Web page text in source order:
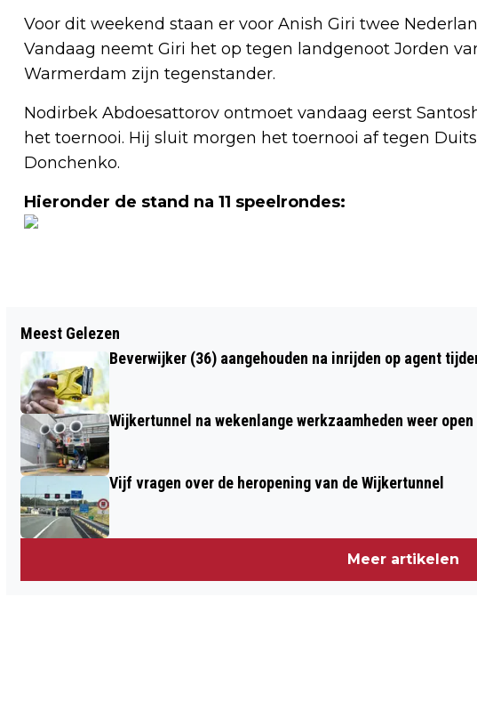
Voor dit weekend staan er voor Anish Giri twee
Vandaag neemt Giri het op tegen landgenoot Jorden
Warmerdam zijn tegenstander.
Nodirbek Abdoesattorov ontmoet vandaag eerst
het toernooi. Hij sluit morgen het toernooi af tegen
Donchenko.
Hieronder de stand na 11 speelrondes:
TWEEDE EDITIE WIJMOND OPEN MIC,
PODIUM VOOR WOORDKUNSTENAARS
UIT DE IJMOND
Meest Gelezen
Beverwijker (36) aangehouden na inrijden op agent
Wijkertunnel na wekenlange werkzaamheden weer
Vijf vragen over de heropening van de Wijkertunnel
Meer artikelen